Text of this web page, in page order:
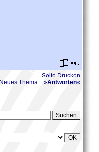
Seite Drucken
Neues Thema
»Antworten«